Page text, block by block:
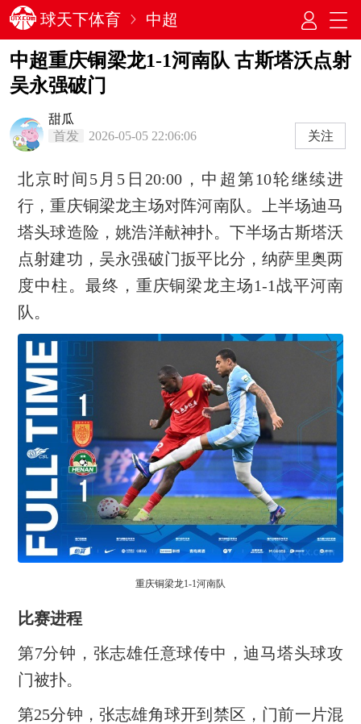
球天下体育 中超
中超重庆铜梁龙1-1河南队 古斯塔沃点射
吴永强破门
甜瓜
首发
2026-05-05 22:06:06 关注
北京时间5月5日20:00，中超第10轮继续进
行，重庆铜梁龙主场对阵河南队。上半场迪马
塔头球造险，姚浩洋献神扑。下半场古斯塔沃
点射建功，吴永强破门扳平比分，纳萨里奥两
度中柱。最终，重庆铜梁龙主场1-1战平河南
队。
重庆铜梁龙1-1河南队
比赛进程
第7分钟，张志雄任意球传中，迪马塔头球攻
门被扑。
第25分钟，张志雄角球开到禁区，门前一片混